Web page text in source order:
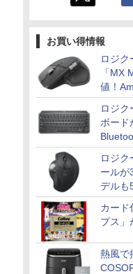
お買い得情報
ロジク
「MX
値！
引
ロジク
ボード
ロジク
ールが
デルも
カード
プス」
熱風で